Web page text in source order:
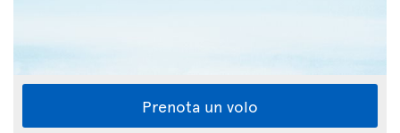
Prenota un volo